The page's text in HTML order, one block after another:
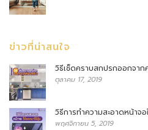
ข่าวที่น่าสนใจ
วิธีเช็ดคราบสกปรกออกจาก
ตุลาคม 17, 2019
วิธีการทำความสะอาดหน้าจ
พฤศจิกายน 5, 2019